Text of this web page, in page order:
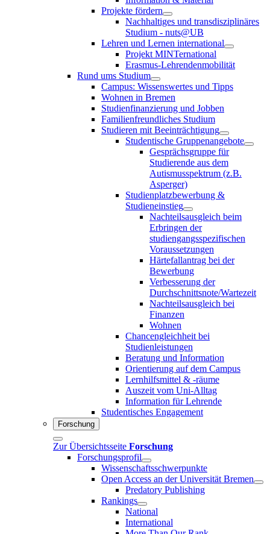
Projekte fördern
Nachhaltiges und transdisziplinäres
Studium - nuts@UB
Lehren und Lernen international
Projekt MINTernational
Erasmus-Lehrendenmobilität
Rund ums Studium
Campus: Wissenswertes und Tipps
Wohnen in Bremen
Studienfinanzierung und Jobben
Familienfreundliches Studium
Studieren mit Beeinträchtigung
Studentische Gruppenangebote
Gesprächsgruppe für
Studierende aus dem
Autismusspektrum (z.B.
Asperger)
Studienplatzbewerbung &
Studieneinstieg
Nachteilsausgleich beim
Erbringen der
studiengangsspezifischen
Voraussetzungen
Härtefallantrag bei der
Bewerbung
Verbesserung der
Durchschnittsnote/Wartezeit
Nachteilsausgleich bei
Finanzen
Wohnen
Chancengleichheit bei
Studienleistungen
Beratung und Information
Orientierung auf dem Campus
Lernhilfsmittel & -räume
Auszeit vom Uni-Alltag
Information für Lehrende
Studentisches Engagement
Forschung
Zur Übersichtsseite Forschung
Forschungsprofil
Wissenschaftsschwerpunkte
Open Access an der Universität Bremen
Predatory Publishing
Rankings
National
International